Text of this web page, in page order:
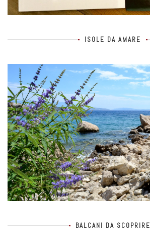
ISOLE DA AMARE
BALCANI DA SCOPRIRE